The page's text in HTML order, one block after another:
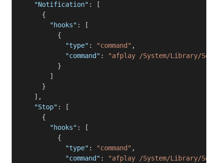
    "Notification"
: [
      {
        "hooks"
: [
          {
            "type"
: "command" ,
            "command"
:
"afplay /System/Library/
          }
        ]
      }
    ],
    "Stop"
: [
      {
        "hooks"
: [
          {
            "type"
: "command" ,
            "command"
:
"afplay /System/Library/